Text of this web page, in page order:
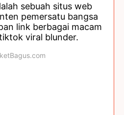
sebuah situs web
pemersatu bangsa
link berbagai macam
viral blunder.